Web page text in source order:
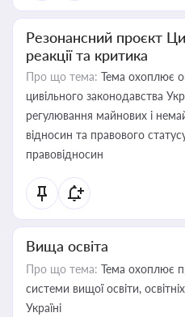
Резонансний проєкт
реакції та критика
Про що тема: Тема охоплює
цивільного законодавства
регулювання майнових і
відносин та правового
правовідносин
Вища освіта
Про що тема: Тема охоплює
системи вищої освіти,
Україні